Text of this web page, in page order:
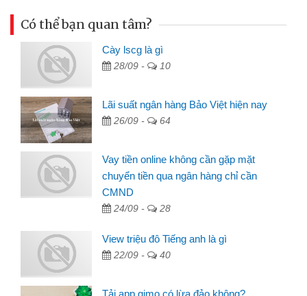
Có thể bạn quan tâm?
Cày lscg là gì
28/09 - 10
Lãi suất ngân hàng Bảo Việt hiện nay
26/09 - 64
Vay tiền online không cần gặp mặt
chuyển tiền qua ngân hàng chỉ cần
CMND
24/09 - 28
View triệu đô Tiếng anh là gì
22/09 - 40